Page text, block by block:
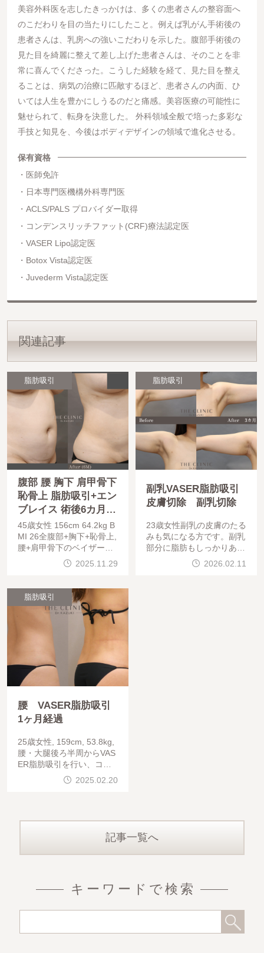
美容外科医を志したきっかけは、多くの患者さんの整容面へ
のこだわりを目の当たりにしたこと。例えば乳がん手術後の
患者さんは、乳房への強いこだわりを示した。腹部手術後の
見た目を綺麗に整えて差し上げた患者さんは、そのことを非
常に喜んでくださった。こうした経験を経て、見た目を整え
ることは、病気の治療に匹敵するほど、患者さんの内面、ひ
いては人生を豊かにしうるのだと痛感。美容医療の可能性に
魅せられて、転身を決意した。 外科領域全般で培った多彩な
手技と知見を、今後はボディデザインの領域で進化させる。
保有資格
医師免許
日本専門医機構外科専門医
ACLS/PALS プロバイダー取得
コンデンスリッチファット(CRF)療法認定医
VASER Lipo認定医
Botox Vista認定医
Juvederm Vista認定医
関連記事
脂肪吸引
腹部 腰 胸下 肩甲骨下
恥骨上 脂肪吸引+エン
ブレイス 術後6カ月経
過
45歳女性 156cm 64.2kg B
MI 26全腹部+胸下+恥骨上,
腰+肩甲骨下のベイザー脂
肪吸引を行い、腹部と腰に
エンブレイスでのタイトニ
。吸引範囲が広いため
2025.11.29
脂肪吸引
副乳VASER脂肪吸引
皮膚切除 副乳切除
23歳女性副乳の皮膚のたる
みも気になる方です。副乳
部分に脂肪もしっかりある
ため、ベイザー脂肪吸引で
除去。皮膚は脇のしわに合
2026.02.11
脂肪吸引
腰 VASER脂肪吸引
1ヶ月経過
25歳女性, 159cm, 53.8kg,
腰・大腿後ろ半周からVAS
ER脂肪吸引を行い、コン
デンスリッチ脂肪豊胸を行
っています。術前より+0.5
2025.02.20
記事一覧へ
キーワードで検索